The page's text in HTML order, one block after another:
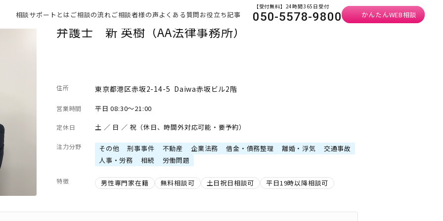
相談サポートとは ご相談の流れご相談者様の声よくある質問お役立ち記事
【受付無料】24時間365日受付
050-5578-9800 かんたんWEB相談
弁護士 新 英樹（AA法律事務所）
住所 東京都港区赤坂2-14-5 Daiwa赤坂ビル2階
営業時間 平日 08:30～21:00
定休日 土 ／ 日 ／ 祝（休日、時間外対応可能・要予約）
注力分野 その他 刑事事件 不動産 企業法務 借金・債務整理 離婚・浮気
交通事故
人事・労務
相続 労働問題
特徴 男性専門家在籍 無料相談可 土日祝日相談可 平日19時以降相談可